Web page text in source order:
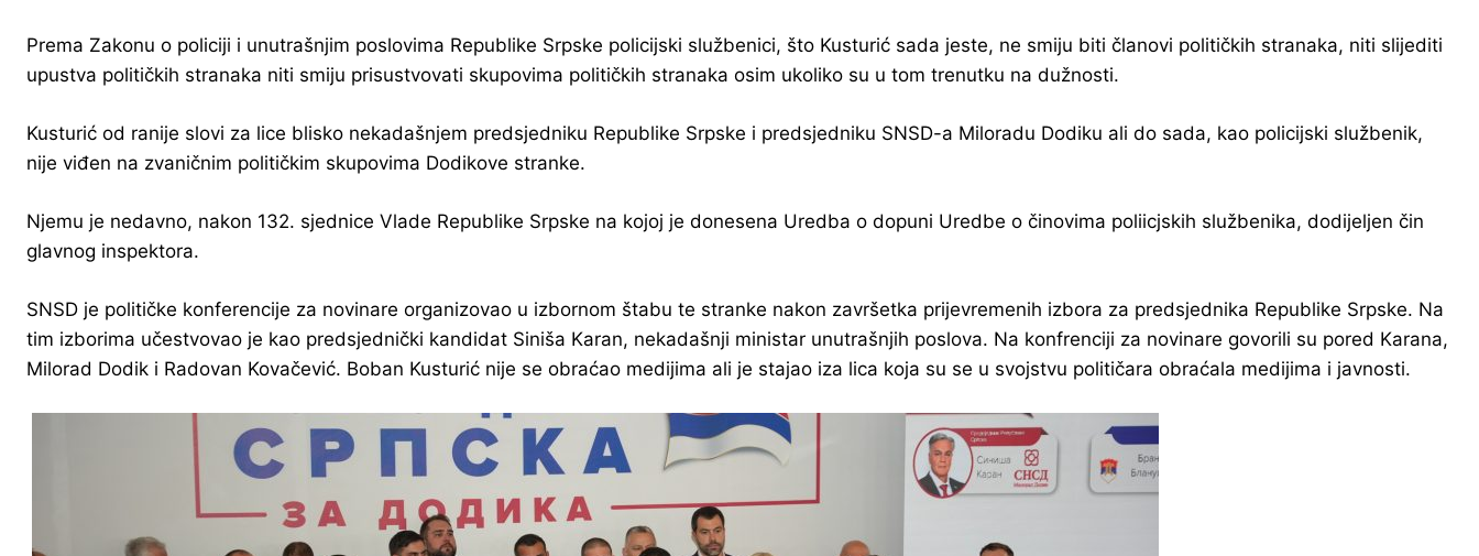
Prema Zakonu o policiji i unutrašnjim poslovima Republike Srpske policijski službenici, što Kusturić sada jeste, ne smiju biti članovi političkih stranaka, niti slijediti
upustva političkih stranaka niti smiju prisustvovati skupovima političkih stranaka osim ukoliko su u tom trenutku na dužnosti.
Kusturić od ranije slovi za lice blisko nekadašnjem predsjedniku Republike Srpske i predsjedniku SNSD-a Miloradu Dodiku ali do sada, kao policijski službenik,
nije viđen na zvaničnim političkim skupovima Dodikove stranke.
Njemu je nedavno, nakon 132. sjednice Vlade Republike Srpske na kojoj je donesena Uredba o dopuni Uredbe o činovima poliicjskih službenika, dodijeljen čin
glavnog inspektora.
SNSD je političke konferencije za novinare organizovao u izbornom štabu te stranke nakon završetka prijevremenih izbora za predsjednika Republike Srpske. Na
tim izborima učestvovao je kao predsjednički kandidat Siniša Karan, nekadašnji ministar unutrašnjih poslova. Na konfrenciji za novinare govorili su pored Karana,
Milorad Dodik i Radovan Kovačević. Boban Kusturić nije se obraćao medijima ali je stajao iza lica koja su se u svojstvu političara obraćala medijima i javnosti.